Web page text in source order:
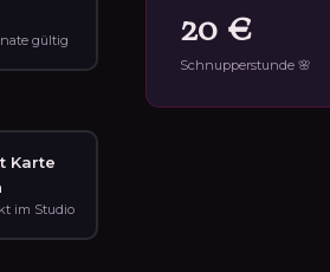
gültig
Karte
im Studio
20 €
Schnupperstunde 🌸